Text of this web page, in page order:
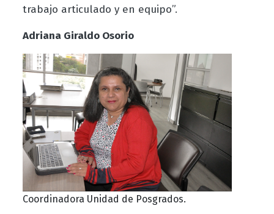
trabajo articulado y en equipo”.
Adriana Giraldo Osorio
Coordinadora Unidad de Posgrados.